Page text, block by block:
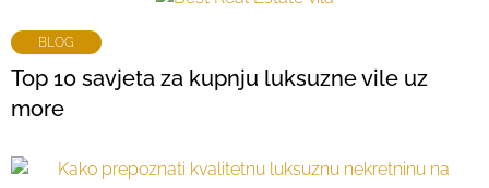
BLOG
Top 10 savjeta za kupnju luksuzne vile uz
more